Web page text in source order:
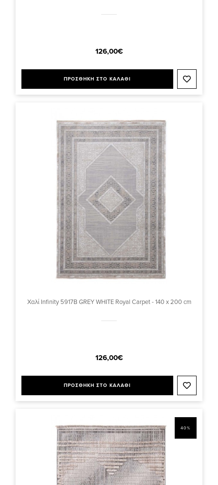
126,00€
ΠΡΟΣΘΗΚΗ ΣΤΟ ΚΑΛΑΘΙ
Χαλί Infinity 5917B GREY WHITE Royal Carpet - 140 x 200 cm
126,00€
ΠΡΟΣΘΗΚΗ ΣΤΟ ΚΑΛΑΘΙ
40%